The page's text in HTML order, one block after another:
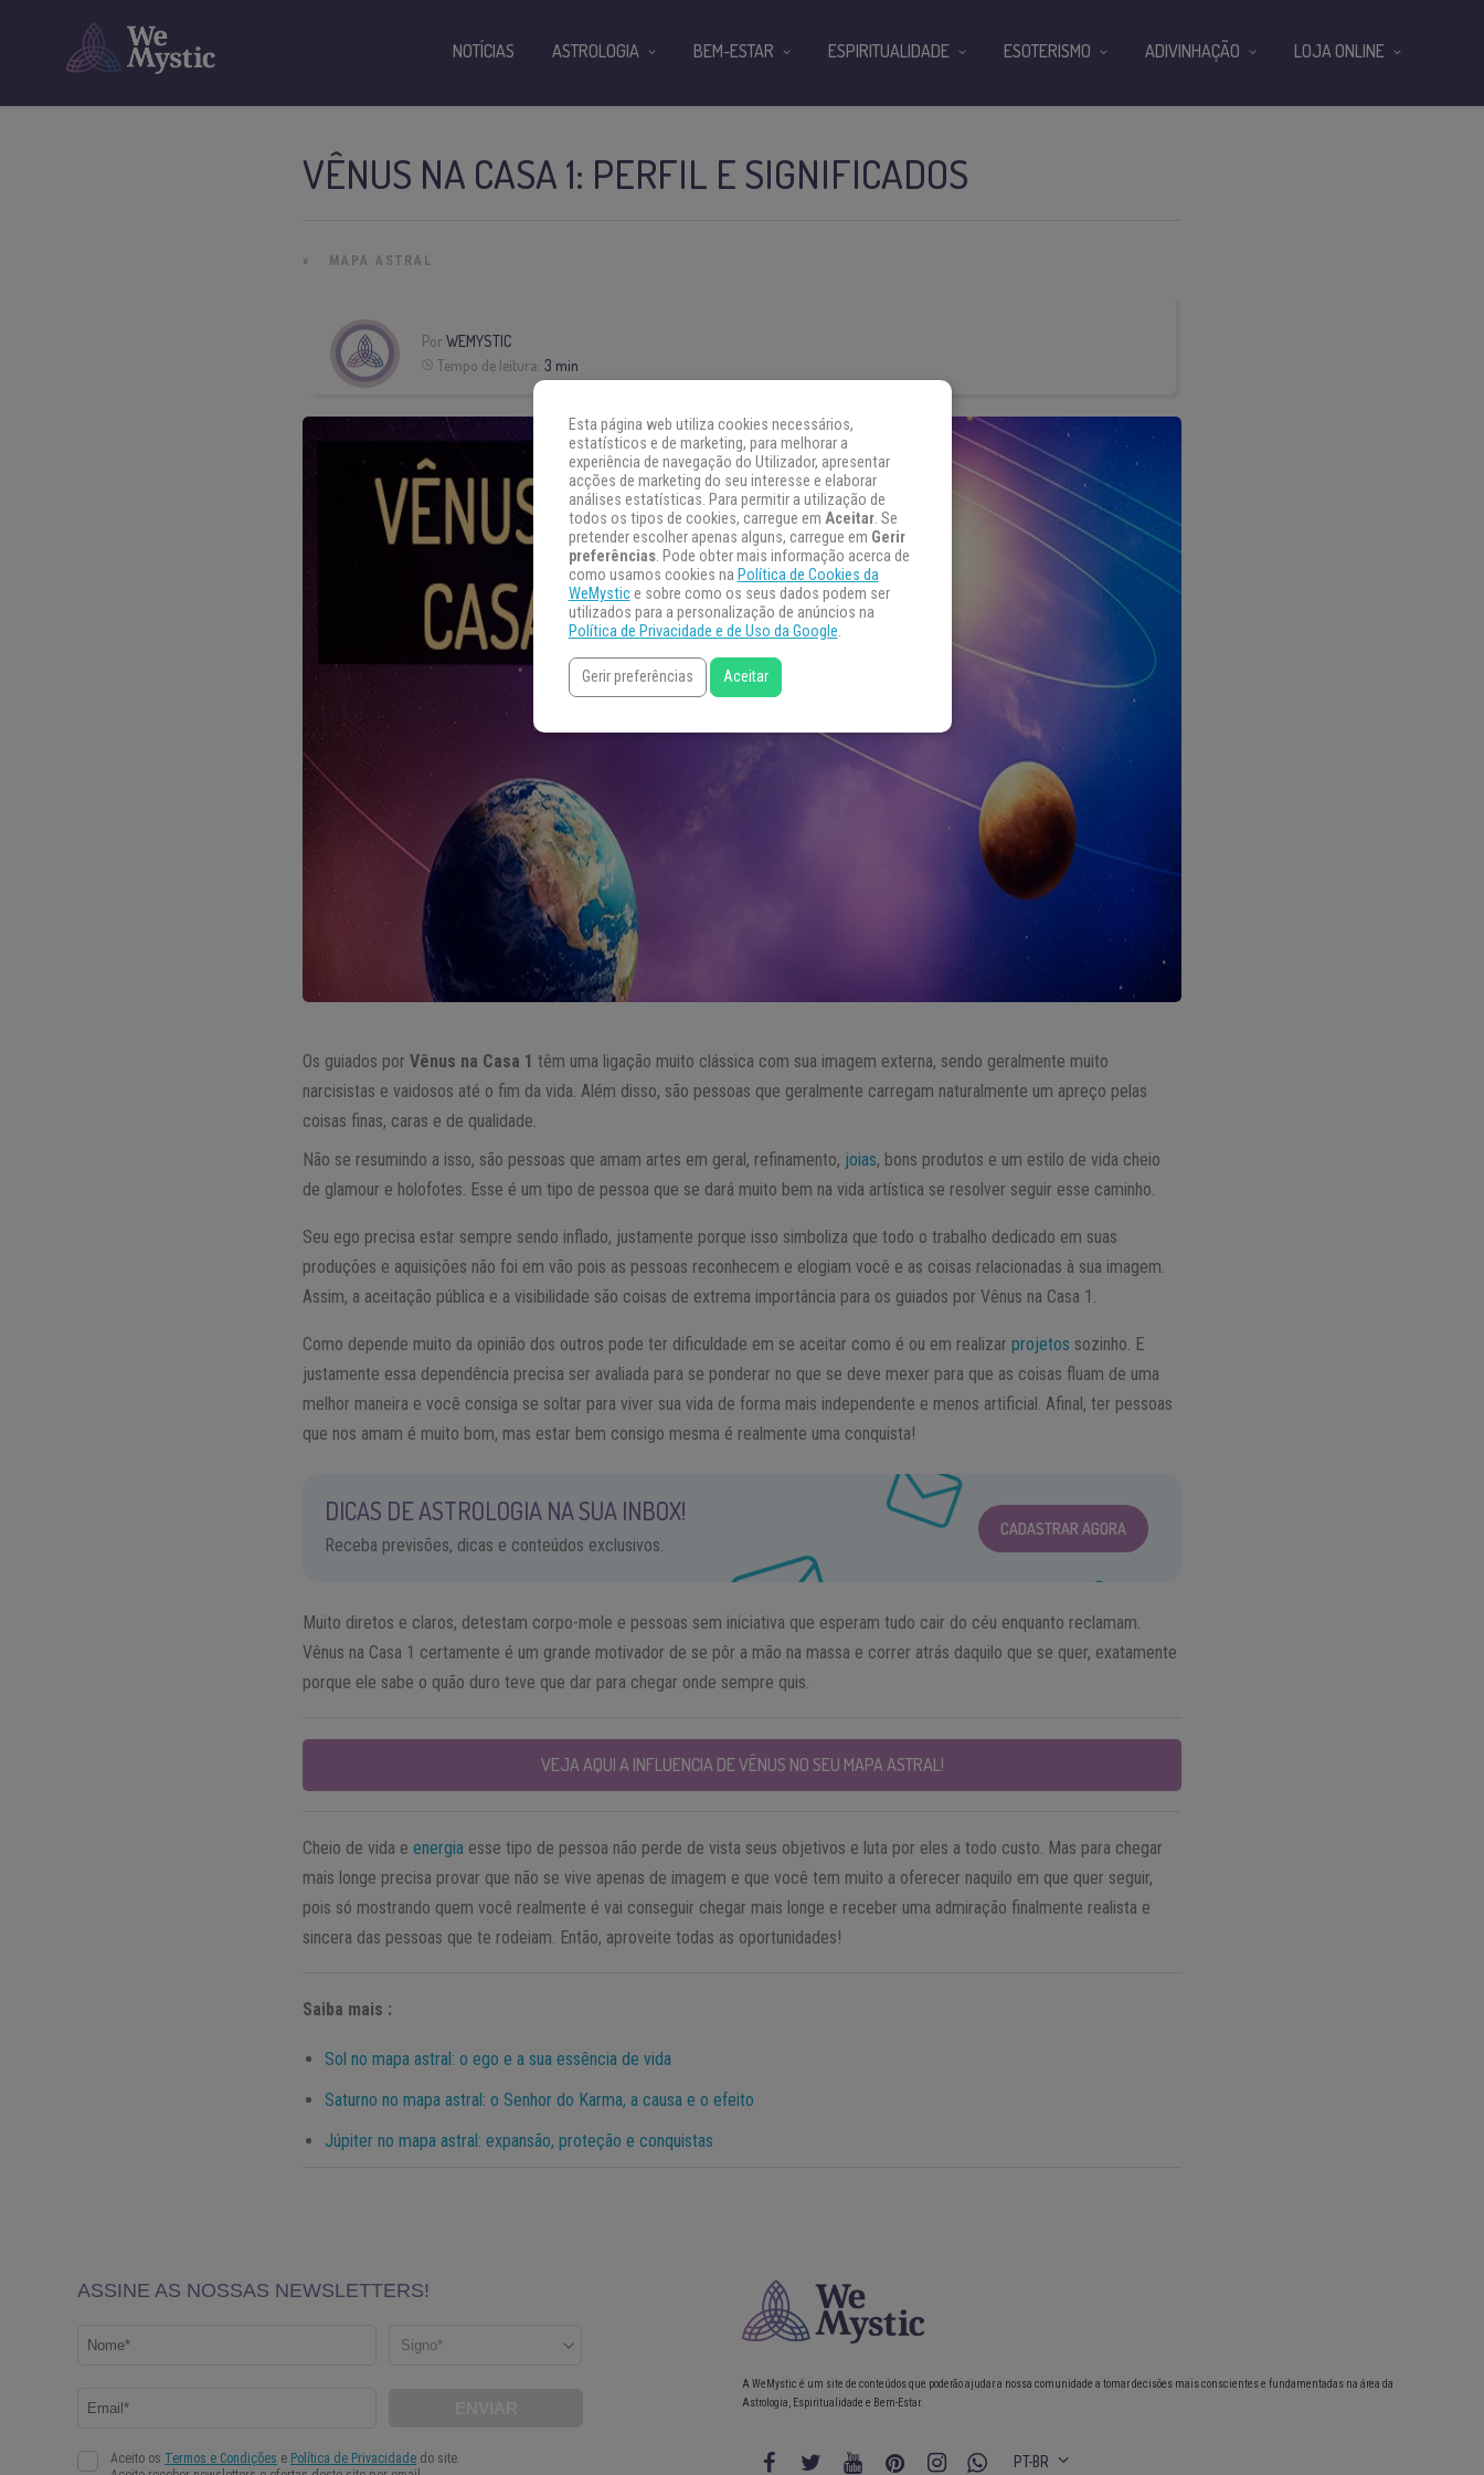
VÊNUS NA CASA 1: PERFIL E SIGNIFICADOS
» MAPA ASTRAL
PorWEMYSTIC
Tempo de leitura:3 min
Os guiados porVênus na Casa 1 têm uma ligação muito clássica com sua imagem externa, sendo geralmente muito
narcisistas e vaidosos até o fim da vida. Além disso, são pessoas que geralmente carregam naturalmente um apreço pelas
coisas finas, caras e de qualidade.
Não se resumindo a isso, são pessoas que amam artes em geral, refinamento, joias, bons produtos e um estilo de vida cheio
de glamour e holofotes. Esse é um tipo de pessoa que se dará muito bem na vida artística se resolver seguir esse caminho.
Seu ego precisa estar sempre sendo inflado, justamente porque isso simboliza que todo o trabalho dedicado em suas
produções e aquisições não foi em vão pois as pessoas reconhecem e elogiam você e as coisas relacionadas à sua imagem.
Assim, a aceitação pública e a visibilidade são coisas de extrema importância para os guiados por Vênus na Casa 1.
Como depende muito da opinião dos outros pode ter dificuldade em se aceitar como é ou em realizarprojetos sozinho. E
justamente essa dependência precisa ser avaliada para se ponderar no que se deve mexer para que as coisas fluam de uma
melhor maneira e você consiga se soltar para viver sua vida de forma mais independente e menos artificial. Afinal, ter pessoas
que nos amam é muito bom, mas estar bem consigo mesma é realmente uma conquista!
DICAS DE ASTROLOGIA NA SUA INBOX!
Receba previsões, dicas e conteúdos exclusivos.
CADASTRAR AGORA
Muito diretos e claros, detestam corpo-mole e pessoas sem iniciativa que esperam tudo cair do céu enquanto reclamam.
Vênus na Casa 1 certamente é um grande motivador de se pôr a mão na massa e correr atrás daquilo que se quer, exatamente
porque ele sabe o quão duro teve que dar para chegar onde sempre quis.
VEJA AQUI A INFLUENCIA DE VÊNUS NO SEU MAPA ASTRAL!
Cheio de vida eenergia esse tipo de pessoa não perde de vista seus objetivos e luta por eles a todo custo. Mas para chegar
mais longe precisa provar que não se vive apenas de imagem e que você tem muito a oferecer naquilo em que quer seguir,
pois só mostrando quem você realmente é vai conseguir chegar mais longe e receber uma admiração finalmente realista e
sincera das pessoas que te rodeiam. Então, aproveite todas as oportunidades!
Saiba mais :
Sol no mapa astral: o ego e a sua essência de vida
Saturno no mapa astral: o Senhor do Karma, a causa e o efeito
Júpiter no mapa astral: expansão, proteção e conquistas
NOTÍCIAS ASTROLOGIA BEM-ESTAR ESPIRITUALIDADE ESOTERISMO ADIVINHAÇÃO LOJA ONLINE
A WeMystic é um site de conteúdos que poderão ajudar a nossa comunidade a tomar decisões mais conscientes e fundamentadas na área da
Astrologia, Espiritualidade e Bem-Estar.
PT-BR
Esta página web utiliza cookies necessários,
estatísticos e de marketing, para melhorar a
experiência de navegação do Utilizador, apresentar
acções de marketing do seu interesse e elaborar
análises estatísticas. Para permitir a utilização de
todos os tipos de cookies, carregue em Aceitar. Se
pretender escolher apenas alguns, carregue em Gerir
preferências. Pode obter mais informação acerca de
como usamos cookies na Política de Cookies da
WeMystice sobre como os seus dados podem ser
utilizados para a personalização de anúncios na
Política de Privacidade e de Uso da Google.
Gerir preferências Aceitar